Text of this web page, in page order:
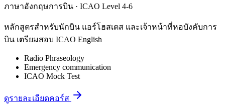
ภาษาอังกฤษการบิน · ICAO Level 4-6
หลักสูตรสำหรับนักบิน แอร์โฮสเตส และเจ้าหน้าที่หอบังคับการ
บิน เตรียมสอบ ICAO English
Radio Phraseology
Emergency communication
ICAO Mock Test
ดูรายละเอียดคอร์ส